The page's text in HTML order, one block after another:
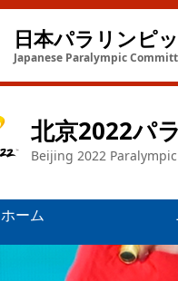
日本パラリンピ
Japanese Paralympic
北京2022パ
Beijing 2022
ホーム